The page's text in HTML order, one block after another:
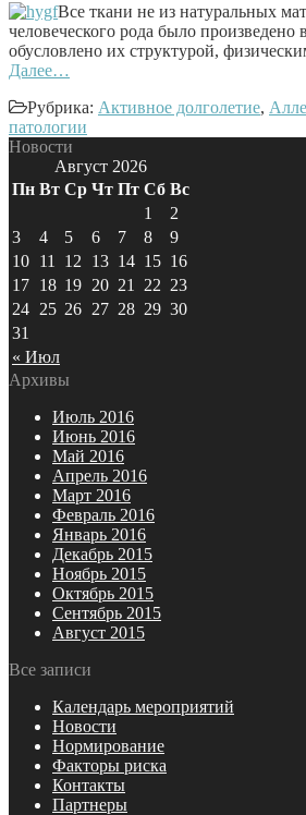
Все ткани не из натуральных
человеческого рода было
обусловлено их структурой,
Далее…
Рубрика: Активное долголетие,
патологии
Новости
Август 2026
Пн Вт Ср Чт Пт Сб Вс
« Июл
1
2
3
4 5 6 7 8
9
10 11 12 13 14 15 16
17 18 19 20 21 22 23
24 25 26 27 28 29 30
31
Архивы
Июль 2016
Июнь 2016
Май 2016
Апрель 2016
Март 2016
Февраль 2016
Январь 2016
Декабрь 2015
Ноябрь 2015
Октябрь 2015
Сентябрь 2015
Август 2015
Все записи
Календарь мероприятий
Новости
Нормирование
Факторы риска
Контакты
Партнеры